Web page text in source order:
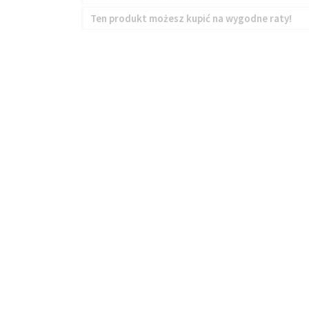
Ten produkt możesz kupić na wygodne raty!